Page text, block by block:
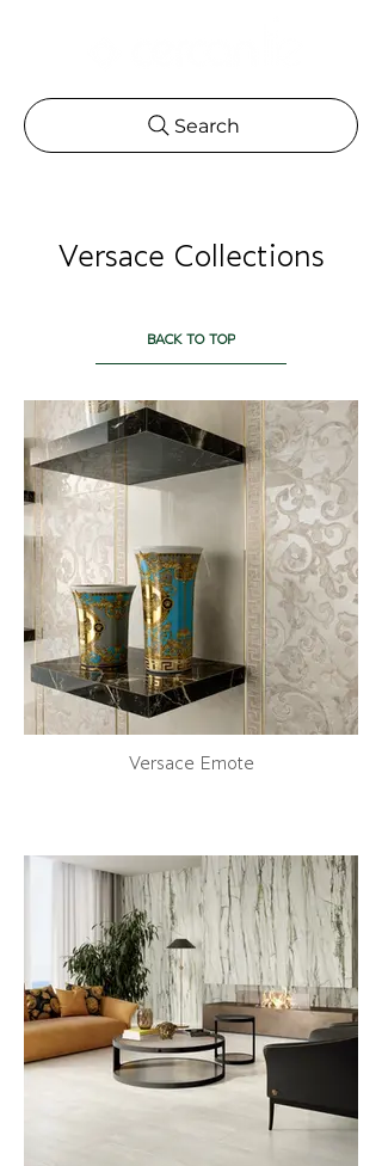
Search
Versace Collections
BACK TO TOP
Versace Emote